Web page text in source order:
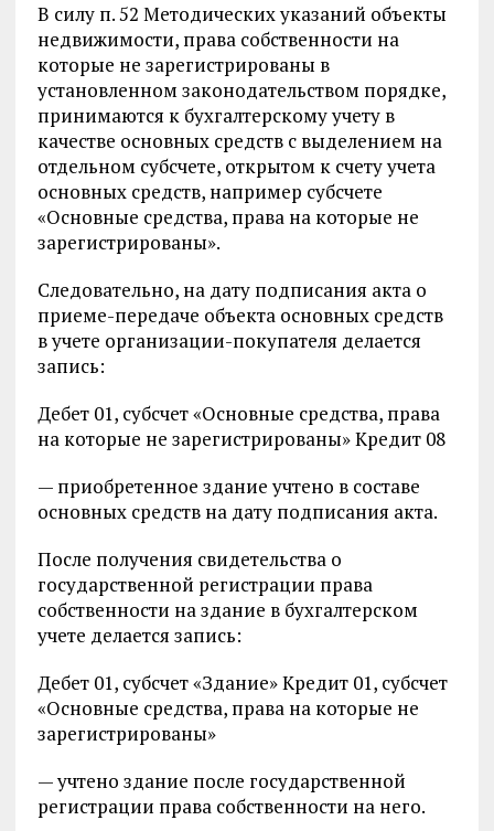
В силу п. 52 Методических указаний объекты
недвижимости, права собственности на
которые не зарегистрированы в
установленном законодательством порядке,
принимаются к бухгалтерскому учету в
качестве основных средств с выделением на
отдельном субсчете, открытом к счету учета
основных средств, например субсчете
«Основные средства, права на которые не
зарегистрированы».
Следовательно, на дату подписания акта о
приеме-передаче объекта основных средств
в учете организации-покупателя делается
запись:
Дебет 01, субсчет «Основные средства, права
на которые не зарегистрированы» Кредит 08
— приобретенное здание учтено в составе
основных средств на дату подписания акта.
После получения свидетельства о
государственной регистрации права
собственности на здание в бухгалтерском
учете делается запись:
Дебет 01, субсчет «Здание» Кредит 01, субсчет
«Основные средства, права на которые не
зарегистрированы»
— учтено здание после государственной
регистрации права собственности на него.